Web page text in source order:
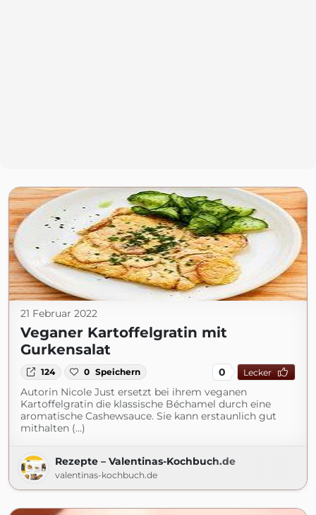
21 Februar 2022
Veganer Kartoffelgratin mit
Gurkensalat
124 0 Speichern 0 Lecker
Autorin Nicole Just ersetzt bei ihrem veganen
Kartoffelgratin die klassische Béchamel durch eine
aromatische Cashewsauce. Sie kann erstaunlich gut
mithalten (...)
Rezepte – Valentinas-Kochbuch.de
valentinas-kochbuch.de